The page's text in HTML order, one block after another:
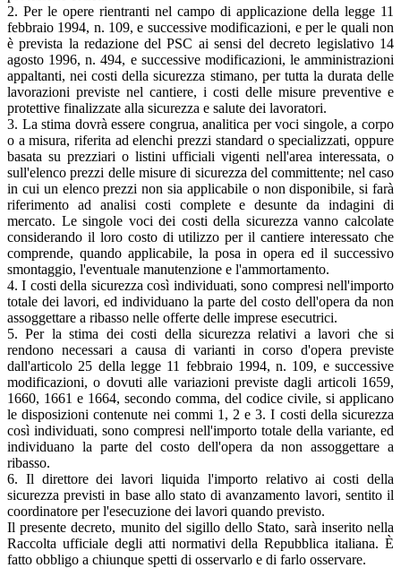
2. Per le opere rientranti nel campo di applicazione della legge 11
febbraio 1994, n. 109, e successive modificazioni, e per le quali non
è prevista la redazione del PSC ai sensi del decreto legislativo 14
agosto 1996, n. 494, e successive modificazioni, le amministrazioni
appaltanti, nei costi della sicurezza stimano, per tutta la durata delle
lavorazioni previste nel cantiere, i costi delle misure preventive e
protettive finalizzate alla sicurezza e salute dei lavoratori.
3. La stima dovrà essere congrua, analitica per voci singole, a corpo
o a misura, riferita ad elenchi prezzi standard o specializzati, oppure
basata su prezziari o listini ufficiali vigenti nell'area interessata, o
sull'elenco prezzi delle misure di sicurezza del committente; nel caso
in cui un elenco prezzi non sia applicabile o non disponibile, si farà
riferimento ad analisi costi complete e desunte da indagini di
mercato. Le singole voci dei costi della sicurezza vanno calcolate
considerando il loro costo di utilizzo per il cantiere interessato che
comprende, quando applicabile, la posa in opera ed il successivo
smontaggio, l'eventuale manutenzione e l'ammortamento.
4. I costi della sicurezza così individuati, sono compresi nell'importo
totale dei lavori, ed individuano la parte del costo dell'opera da non
assoggettare a ribasso nelle offerte delle imprese esecutrici.
5. Per la stima dei costi della sicurezza relativi a lavori che si
rendono necessari a causa di varianti in corso d'opera previste
dall'articolo 25 della legge 11 febbraio 1994, n. 109, e successive
modificazioni, o dovuti alle variazioni previste dagli articoli 1659,
1660, 1661 e 1664, secondo comma, del codice civile, si applicano
le disposizioni contenute nei commi 1, 2 e 3. I costi della sicurezza
così individuati, sono compresi nell'importo totale della variante, ed
individuano la parte del costo dell'opera da non assoggettare a
ribasso.
6. Il direttore dei lavori liquida l'importo relativo ai costi della
sicurezza previsti in base allo stato di avanzamento lavori, sentito il
coordinatore per l'esecuzione dei lavori quando previsto.
Il presente decreto, munito del sigillo dello Stato, sarà inserito nella
Raccolta ufficiale degli atti normativi della Repubblica italiana. È
fatto obbligo a chiunque spetti di osservarlo e di farlo osservare.